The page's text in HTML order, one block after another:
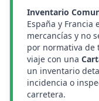
Inventario
España y
mercancías y no
por normativa de
viaje con una
un inventario
incidencia o
carretera.